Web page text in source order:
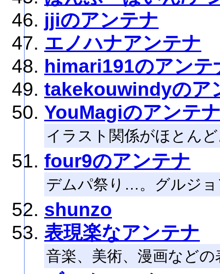
jjiのアンテナ
エノハナアンテナ
himari191のアンテ
takekouwindyのア
YouMagiのアンテ
イラスト関係がほとん
four9のアンテナ
デムパ祭り…。グルジ
shunzo
表現楽なアンテナ
音楽、美術、漫画など